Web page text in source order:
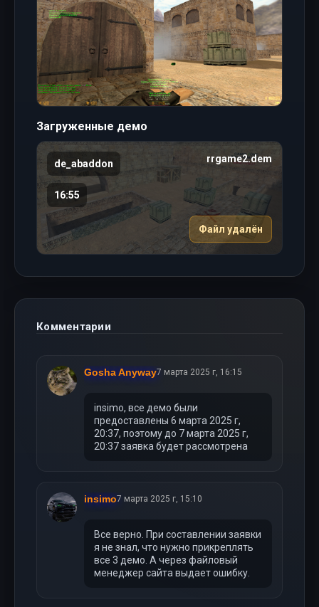
Загруженные демо
rrgame2.dem
de_abaddon
16:55
Файл удалён
Комментарии
Gosha Anyway7 марта 2025 г, 16:15
insimo, все демо были
предоставлены 6 марта 2025 г,
20:37, поэтому до 7 марта 2025 г,
20:37 заявка будет рассмотрена
insimo7 марта 2025 г, 15:10
Все верно. При составлении заявки
я не знал, что нужно прикреплять
все 3 демо. А через файловый
менеджер сайта выдает ошибку.